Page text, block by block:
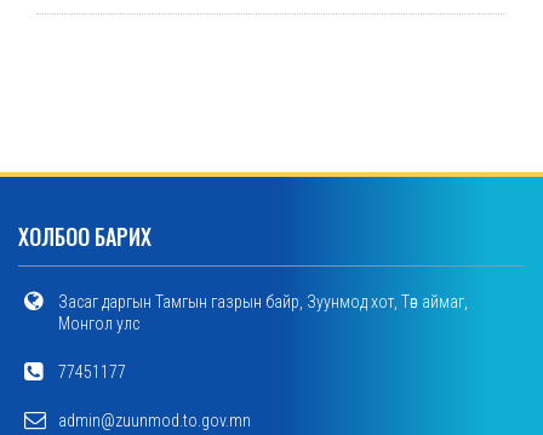
ХОЛБОО БАРИХ
Засаг даргын Тамгын газрын байр, Зуунмод хот, Төв аймаг,
Монгол улс
77451177
admin@zuunmod.to.gov.mn